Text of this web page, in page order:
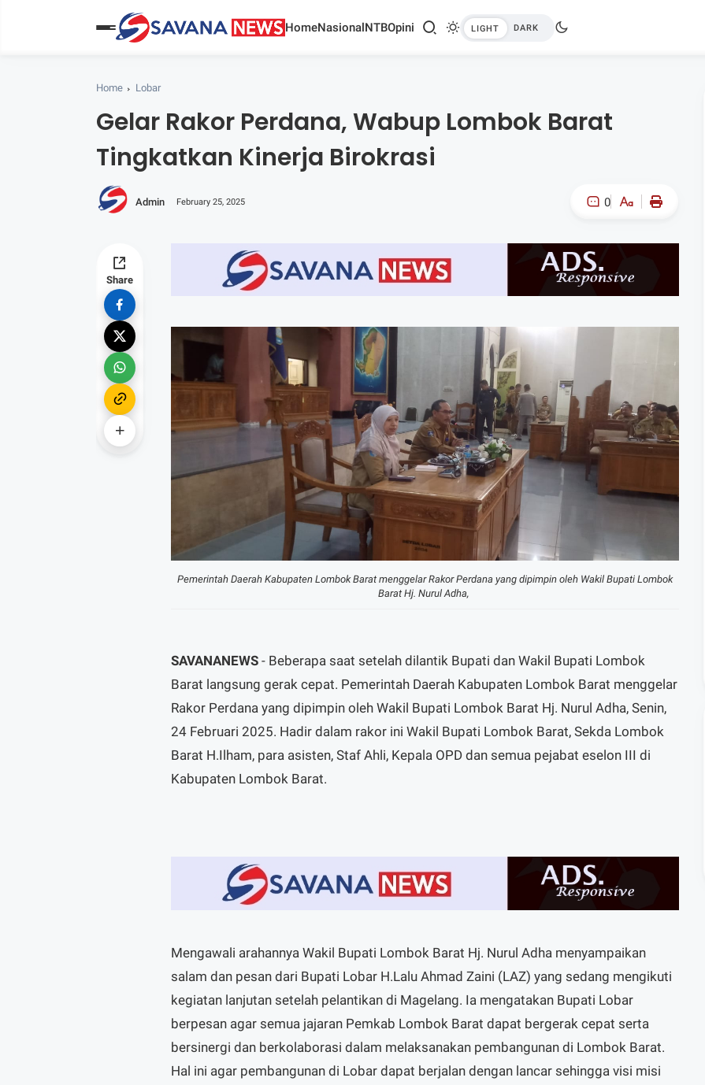
HomeNasionalNTBOpini
Home Lobar
Gelar Rakor Perdana, Wabup Lombok Barat
Tingkatkan Kinerja Birokrasi
Admin February 25, 2025 0
A-
Share
Pemerintah Daerah Kabupaten Lombok Barat menggelar Rakor Perdana yang dipimpin oleh Wakil Bupati Lombok
Barat Hj. Nurul Adha,
SAVANANEWS - Beberapa saat setelah dilantik Bupati dan Wakil Bupati Lombok
Barat langsung gerak cepat. Pemerintah Daerah Kabupaten Lombok Barat menggelar
Rakor Perdana yang dipimpin oleh Wakil Bupati Lombok Barat Hj. Nurul Adha, Senin,
24 Februari 2025. Hadir dalam rakor ini Wakil Bupati Lombok Barat, Sekda Lombok
Barat H.Ilham, para asisten, Staf Ahli, Kepala OPD dan semua pejabat eselon III di
Kabupaten Lombok Barat.
Mengawali arahannya Wakil Bupati Lombok Barat Hj. Nurul Adha menyampaikan
salam dan pesan dari Bupati Lobar H.Lalu Ahmad Zaini (LAZ) yang sedang mengikuti
kegiatan lanjutan setelah pelantikan di Magelang. Ia mengatakan Bupati Lobar
berpesan agar semua jajaran Pemkab Lombok Barat dapat bergerak cepat serta
bersinergi dan berkolaborasi dalam melaksanakan pembangunan di Lombok Barat.
Hal ini agar pembangunan di Lobar dapat berjalan dengan lancar sehingga visi misi